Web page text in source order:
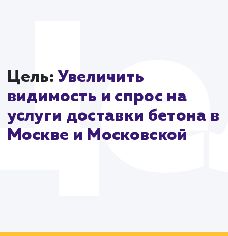
для эффективного продвижения услуг в данной
на платформе Авито.